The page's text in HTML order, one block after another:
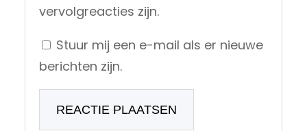
vervolgreacties zijn.
Stuur mij een e-mail als er nieuwe
berichten zijn.